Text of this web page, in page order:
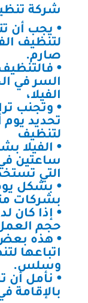
شركة
⦁ يجب أن
لتنظيف
صارم.
⦁
السر في
الفيلا،
⦁ وتجنب
تحديد يوم
لتنظيف
⦁ الفيلا
ساعتين
التي
⦁ بشكل
بشركات
⦁ إذا كان
حجم
⦁ هذه
اتباعها
وسلس.
⦁ نأمل أن
بالإقامة